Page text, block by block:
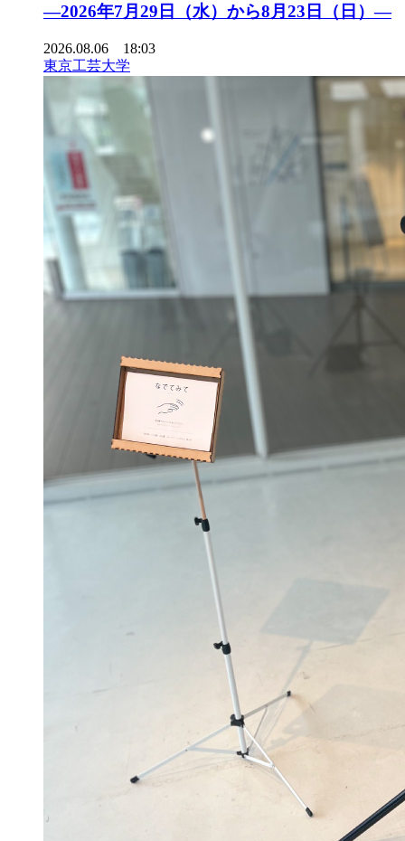
―2026年7月29日（水）から8月23日（日）―
2026.08.06 18:03
東京工芸大学